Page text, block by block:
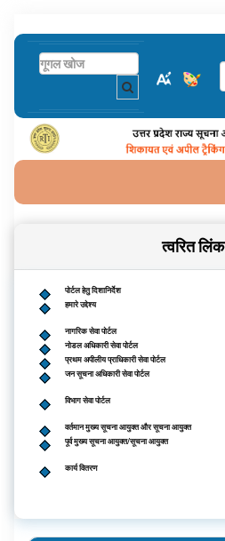
त्वरित लिंक
पोर्टल हेतु दिशानिर्देश
हमारे उद्देश्य
नागरिक सेवा पोर्टल
नोडल अधिकारी सेवा पोर्टल
प्रथम अपीलीय प्राधिकारी सेवा पोर्टल
जन सूचना अधिकारी सेवा पोर्टल
विभाग सेवा पोर्टल
वर्तमान मुख्य सूचना आयुक्त और सूचना आयुक्त
पूर्व मुख्य सूचना आयुक्त/सूचना आयुक्त
कार्य वितरण